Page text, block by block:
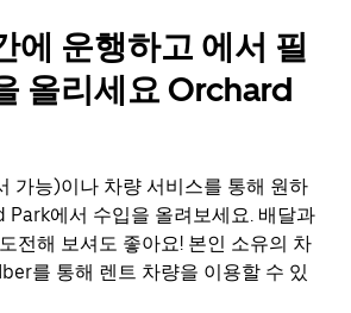
에 운행하고 에서 필
올리세요 Orchard
가능)이나 차량 서비스를 통해 원하
Park에서 수입을 올려보세요. 배달과
전해 보셔도 좋아요! 본인 소유의 차
를 통해 렌트 차량을 이용할 수 있